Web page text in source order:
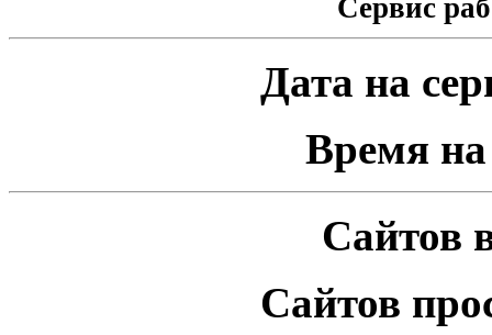
Сервис
Дата на
Время на
Сайтов
Сайтов